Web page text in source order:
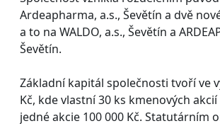
Ardeapharma, a.s., Ševětín a dvě
a to na WALDO, a.s., Ševětín a
Ševětín.
Základní kapitál společnosti tvoří ve
Kč, kde vlastní 30 ks kmenových
jedné akcie 100 000 Kč. Statutárním